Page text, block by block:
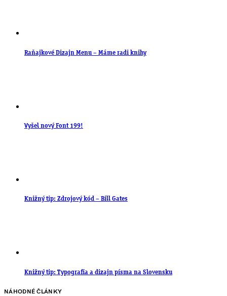
Raňajkové Dizajn Menu – Máme radi knihy
Vyšel nový Font 199!
Knižný tip: Zdrojový kód – Bill Gates
Knižný tip: Typografia a dizajn písma na Slovensku
NÁHODNÉ ČLÁNKY